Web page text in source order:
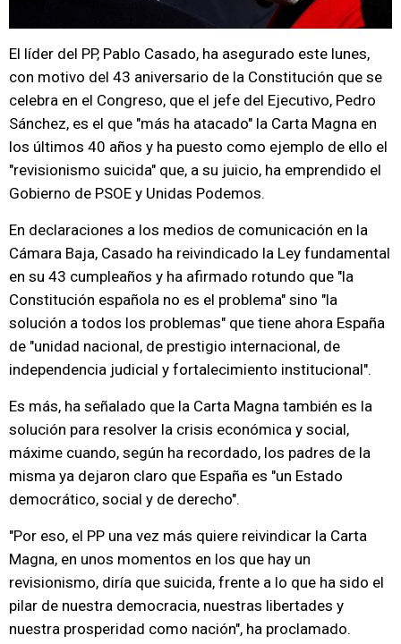
El líder del PP, Pablo Casado, ha asegurado este lunes,
con motivo del 43 aniversario de la Constitución que se
celebra en el Congreso, que el jefe del Ejecutivo, Pedro
Sánchez, es el que "más ha atacado" la Carta Magna en
los últimos 40 años y ha puesto como ejemplo de ello el
"revisionismo suicida" que, a su juicio, ha emprendido el
Gobierno de PSOE y Unidas Podemos.
En declaraciones a los medios de comunicación en la
Cámara Baja, Casado ha reivindicado la Ley fundamental
en su 43 cumpleaños y ha afirmado rotundo que "la
Constitución española no es el problema" sino "la
solución a todos los problemas" que tiene ahora España
de "unidad nacional, de prestigio internacional, de
independencia judicial y fortalecimiento institucional".
Es más, ha señalado que la Carta Magna también es la
solución para resolver la crisis económica y social,
máxime cuando, según ha recordado, los padres de la
misma ya dejaron claro que España es "un Estado
democrático, social y de derecho".
"Por eso, el PP una vez más quiere reivindicar la Carta
Magna, en unos momentos en los que hay un
revisionismo, diría que suicida, frente a lo que ha sido el
pilar de nuestra democracia, nuestras libertades y
nuestra prosperidad como nación", ha proclamado.